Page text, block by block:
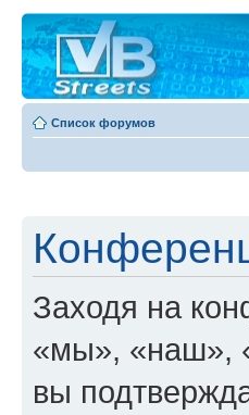
Список форумов
Заходя на
«мы», «наш»,
вы